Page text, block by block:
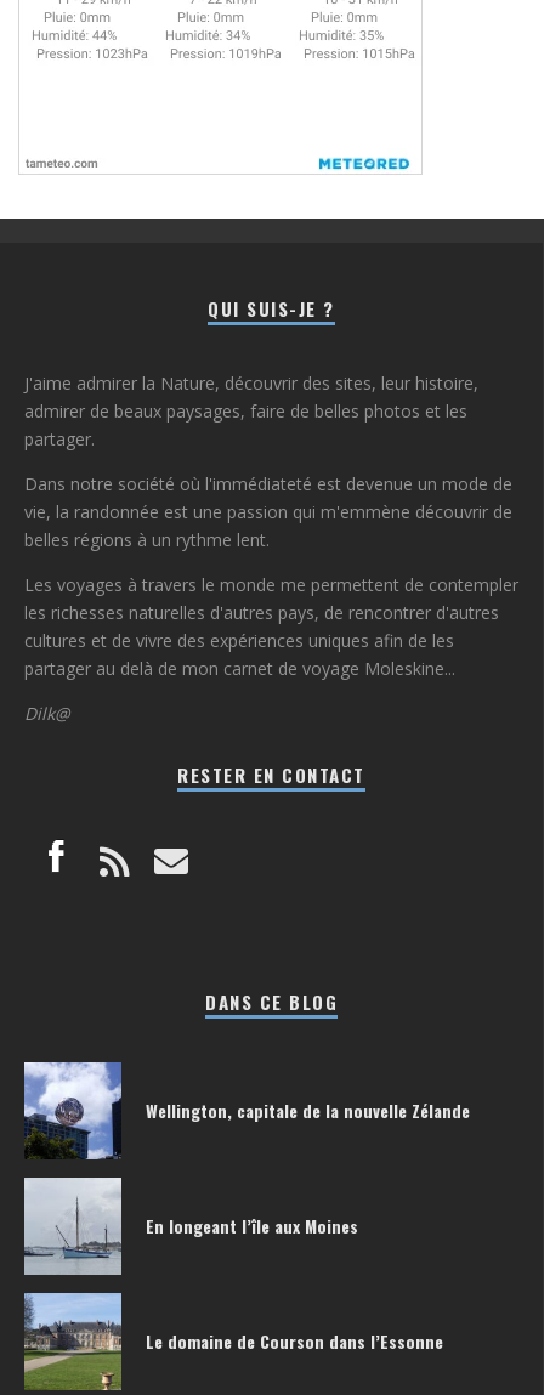
QUI SUIS-JE ?
J'aime admirer la Nature, découvrir des sites, leur histoire,
admirer de beaux paysages, faire de belles photos et les
partager.
Dans notre société où l'immédiateté est devenue un mode de
vie, la randonnée est une passion qui m'emmène découvrir de
belles régions à un rythme lent.
Les voyages à travers le monde me permettent de contempler
les richesses naturelles d'autres pays, de rencontrer d'autres
cultures et de vivre des expériences uniques afin de les
partager au delà de mon carnet de voyage Moleskine...
Dilk@
RESTER EN CONTACT
DANS CE BLOG
Wellington, capitale de la nouvelle Zélande
En longeant l’île aux Moines
Le domaine de Courson dans l’Essonne